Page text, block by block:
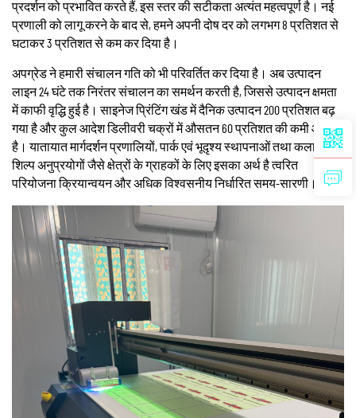
प्रदर्शन को प्रभावित करते हैं, इस स्तर की सटीकता अत्यंत महत्वपूर्ण है। नई
प्रणाली को लागू करने के बाद से, हमने अपनी दोष दर को लगभग 8 प्रतिशत से
घटाकर 3 प्रतिशत से कम कर दिया है।
अपग्रेड ने हमारी संचालन गति को भी परिवर्तित कर दिया है। अब उत्पादन
लाइन 24 घंटे तक निरंतर संचालन का समर्थन करती है, जिससे उत्पादन क्षमता
में काफी वृद्धि हुई है। साइनेज प्रिंटिंग खंड में दैनिक उत्पादन 200 प्रतिशत बढ़
गया है और कुल आदेश डिलीवरी चक्रों में औसतन 60 प्रतिशत की कमी आई
है। यातायात मार्गदर्शन प्रणालियों, पार्क एवं भूदृश्य स्थापनाओं तथा कलात्मक
शिल्प अनुप्रयोगों जैसे क्षेत्रों के ग्राहकों के लिए इसका अर्थ है त्वरित
परियोजना क्रियान्वयन और अधिक विश्वसनीय निर्धारित समय-सारणी।